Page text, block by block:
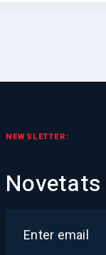
NEWSLETTER:
Novetats